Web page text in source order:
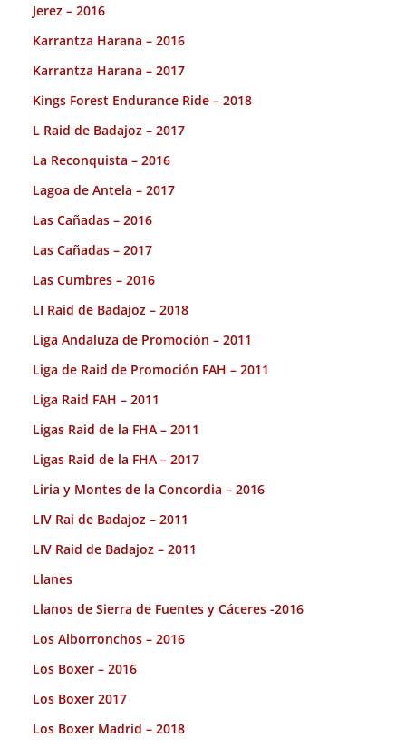
Jerez – 2016
Karrantza Harana – 2016
Karrantza Harana – 2017
Kings Forest Endurance Ride – 2018
L Raid de Badajoz – 2017
La Reconquista – 2016
Lagoa de Antela – 2017
Las Cañadas – 2016
Las Cañadas – 2017
Las Cumbres – 2016
LI Raid de Badajoz – 2018
Liga Andaluza de Promoción – 2011
Liga de Raid de Promoción FAH – 2011
Liga Raid FAH – 2011
Ligas Raid de la FHA – 2011
Ligas Raid de la FHA – 2017
Liria y Montes de la Concordia – 2016
LIV Rai de Badajoz – 2011
LIV Raid de Badajoz – 2011
Llanes
Llanos de Sierra de Fuentes y Cáceres -2016
Los Alborronchos – 2016
Los Boxer – 2016
Los Boxer 2017
Los Boxer Madrid – 2018